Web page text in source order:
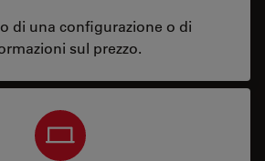
di una configurazione o di
sul prezzo.